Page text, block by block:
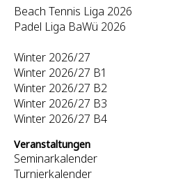
Beach Tennis Liga 2026
Padel Liga BaWü 2026
Winter 2026/27
Winter 2026/27 B1
Winter 2026/27 B2
Winter 2026/27 B3
Winter 2026/27 B4
Veranstaltungen
Seminarkalender
Turnierkalender